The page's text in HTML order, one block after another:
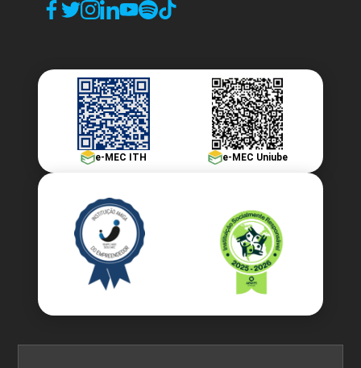
e-MEC ITH e-MEC Uniube